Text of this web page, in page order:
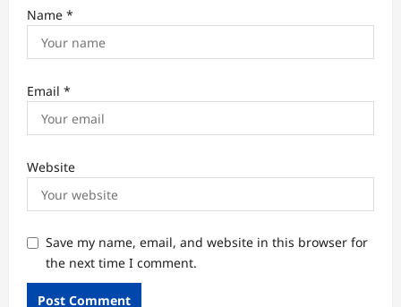
Name *
Email *
Website
Save my name, email, and website in this browser for
the next time I comment.